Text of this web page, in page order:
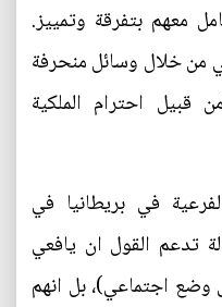
معهم بتفرقة وتمييز.
من خلال وسائل منحرفة
احترام الملكية
في بريطانيا في
تدعم القول ان يافعي
وضع اجتماعي)، بل انهم